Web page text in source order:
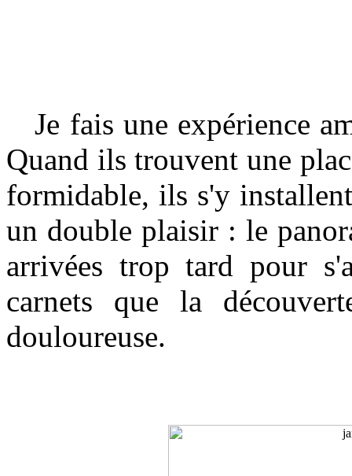
Je fais une expérience
Quand ils trouvent une
formidable, ils s'y
un double plaisir : le
arrivées trop tard pour
carnets que la
douloureuse.